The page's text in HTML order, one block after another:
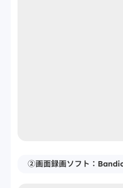
②画面録画ソフト：